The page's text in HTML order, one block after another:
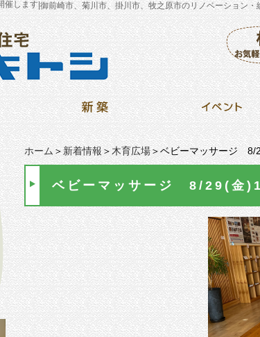
催します|御前崎市、菊川市、掛川市、牧之原市のリノベーション
ホーム＞新着情報＞木育広場＞ベビーマッサージ 8/
ベビーマッサージ 8/29(金